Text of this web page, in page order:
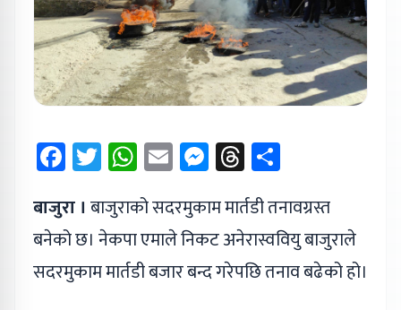
Facebook
Twitter
WhatsApp
EmailMessenger
Threads
बाजुरा । बाजुराको सदरमुकाम मार्तडी तनावग्रस्त
बनेको छ। नेकपा एमाले निकट अनेरास्ववियु बाजुराले
सदरमुकाम मार्तडी बजार बन्द गरेपछि तनाव बढेको हो।